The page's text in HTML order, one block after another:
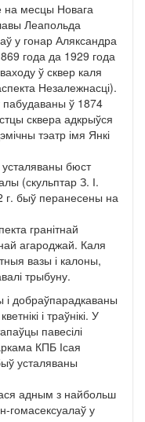
на месцы Новага
Леапольда
у гонар Аляксандра
года да 1929 года
ў сквер каля
Незалежнасці).
ў 1874
сквера адкрыўся
тэатр імя Янкі
бюст
(скульптар З. І.
г. быў перанесены на
гранітнай
агароджай. Каля
вазы і калоны,
трыбуну.
і добраўпарадкаваны
і траўнікі. У
павесілі
КПБ Ісая
усталяваны
адным з найбольш
гомасексуалаў у